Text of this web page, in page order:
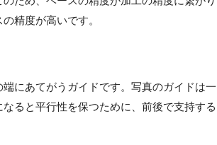
精度が高いです。
にあてがうガイドです。写真のガイドは一
ると平行性を保つために、前後で支持する